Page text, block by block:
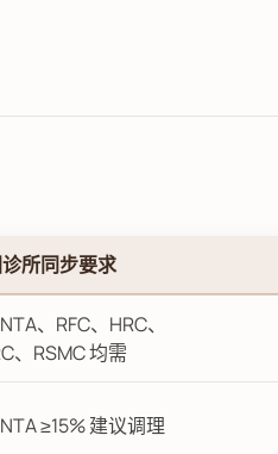
所同步要求
、RFC、HRC、
、RSMC 均需
≥15% 建议调理